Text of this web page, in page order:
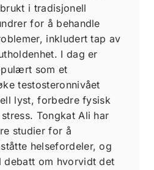
i tradisjonell
for å behandle
inkludert tap av
I dag er
som et
testosteronnivået
lyst, forbedre fysisk
Tongkat Ali har
studier for å
helsefordeler, og
om hvorvidt det